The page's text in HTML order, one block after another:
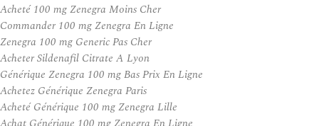
Acheté 100 mg Zenegra Moins Cher
Commander 100 mg Zenegra En Ligne
Zenegra 100 mg Generic Pas Cher
Acheter Sildenafil Citrate A Lyon
Générique Zenegra 100 mg Bas Prix En Ligne
Achetez Générique Zenegra Paris
Acheté Générique 100 mg Zenegra Lille